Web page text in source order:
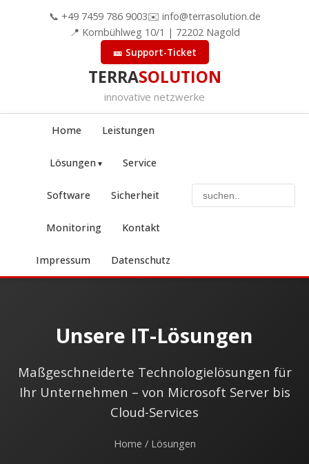
📞 +49 7459 786 9003✉️ info@terrasolution.de
📍 Kornbühlweg 10/1 | 72202 Nagold
🎫 Support-Ticket
TERRASOLUTION
innovative netzwerke
Home Leistungen
Lösungen Service
Software Sicherheit
Monitoring Kontakt
Impressum Datenschutz
Unsere IT-Lösungen
Maßgeschneiderte Technologielösungen für
Ihr Unternehmen – von Microsoft Server bis
Cloud-Services
Home / Lösungen